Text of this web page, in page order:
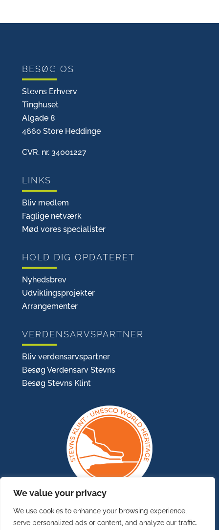
We value your privacy
We use cookies to enhance your browsing experience,
serve personalized ads or content, and analyze our traffic.
BESØG OS
Stevns Erhverv
Tinghuset
Algade 8
4660 Store Heddinge
CVR. nr. 34001227
LINKS
Bliv medlem
Faglige netværk
Mød vores specialister
HOLD DIG OPDATERET
Nyhedsbrev
Udviklingsprojekter
Arrangementer
VERDENSARVSPARTNER
Bliv verdensarvspartner
Besøg Verdensarv Stevns
Besøg Stevns Klint